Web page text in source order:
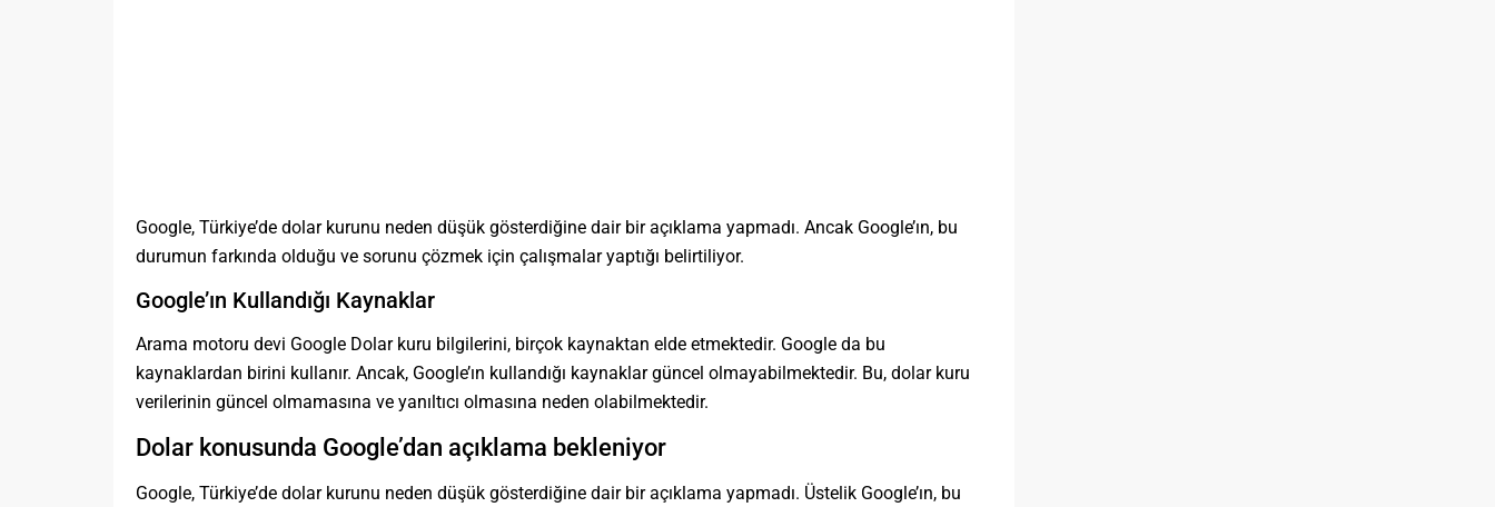
Google, Türkiye’de dolar kurunu neden düşük gösterdiğine dair bir açıklama yapmadı. Ancak Google’ın, bu
durumun farkında olduğu ve sorunu çözmek için çalışmalar yaptığı belirtiliyor.
Google’ın Kullandığı Kaynaklar
Arama motoru devi Google Dolar kuru bilgilerini, birçok kaynaktan elde etmektedir. Google da bu
kaynaklardan birini kullanır. Ancak, Google’ın kullandığı kaynaklar güncel olmayabilmektedir. Bu, dolar kuru
verilerinin güncel olmamasına ve yanıltıcı olmasına neden olabilmektedir.
Dolar konusunda Google’dan açıklama bekleniyor
Google, Türkiye’de dolar kurunu neden düşük gösterdiğine dair bir açıklama yapmadı. Üstelik Google’ın, bu